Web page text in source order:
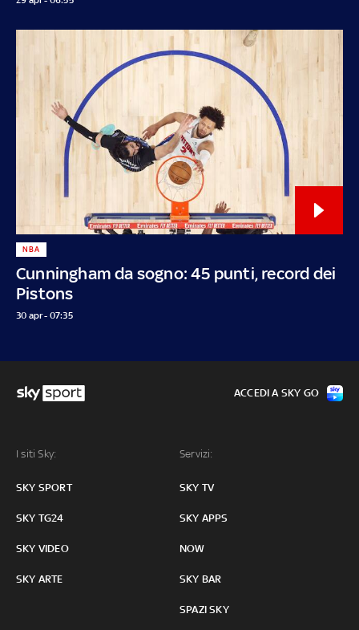
Cunningham da sogno: 45 punti, record dei
Pistons
NBA
30 apr - 07:35
I siti Sky:
SKY SPORT
SKY TG24
SKY VIDEO
SKY ARTE
Servizi:
SKY TV
SKY APPS
NOW
SKY BAR
SPAZI SKY
ACCEDI A SKY GO